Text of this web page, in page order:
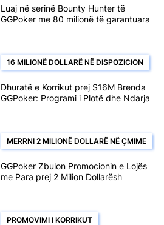
Luaj në serinë Bounty Hunter të
GGPoker me 80 milionë të garantuara
16 MILIONË DOLLARË NË DISPOZICION
Dhuratë e Korrikut prej $16M Brenda
GGPoker: Programi i Plotë dhe Ndarja
MERRNI 2 MILIONË DOLLARË NË ÇMIME
GGPoker Zbulon Promocionin e Lojës
me Para prej 2 Milion Dollarësh
PROMOVIMI I KORRIKUT